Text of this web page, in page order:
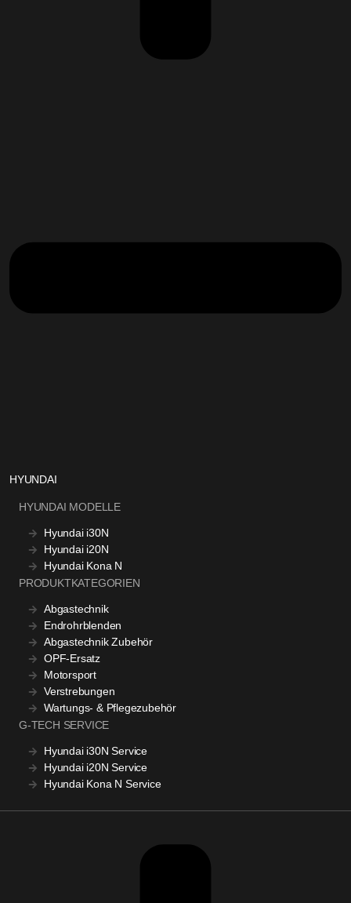
HYUNDAI
HYUNDAI MODELLE
Hyundai i30N
Hyundai i20N
Hyundai Kona N
PRODUKTKATEGORIEN
Abgastechnik
Endrohrblenden
Abgastechnik Zubehör
OPF-Ersatz
Motorsport
Verstrebungen
Wartungs- & Pflegezubehör
G-TECH SERVICE
Hyundai i30N Service
Hyundai i20N Service
Hyundai Kona N Service